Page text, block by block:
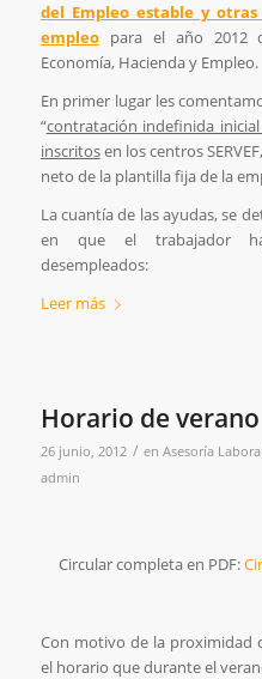
del Empleo estable y
empleopara el año 2012
Economía, Hacienda y Empleo.
En primer lugar les
“contratación indefinida
inscritosen los centros
neto de la plantilla fija de la
La cuantía de las ayudas, se
en que el trabajador
desempleados:
Leer más
Horario de verano
26 junio, 2012 / en Asesoría Laboral
admin
Circular completa en PDF:
Con motivo de la proximidad
el horario que durante el